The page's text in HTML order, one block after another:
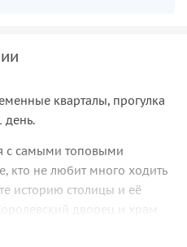
кварталы, прогулка
день.
с самыми топовыми
кто не любит много ходить
историю столицы и её
дворец и храм
представителей